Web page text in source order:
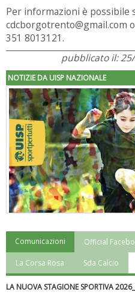
Per informazioni è possibile
cdcborgotrento@gmail.com
351 8013121.
pubblicato il:
NOTIZIE DA UISP NAZIONALE
"Superare gli ostacoli": la
Comunicazioni Official
La Corsa Rosa Sda Calcio
LA NUOVA STAGIONE SPORTIVA